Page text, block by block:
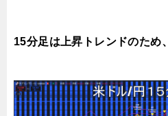
15分足は上昇トレンドのため、